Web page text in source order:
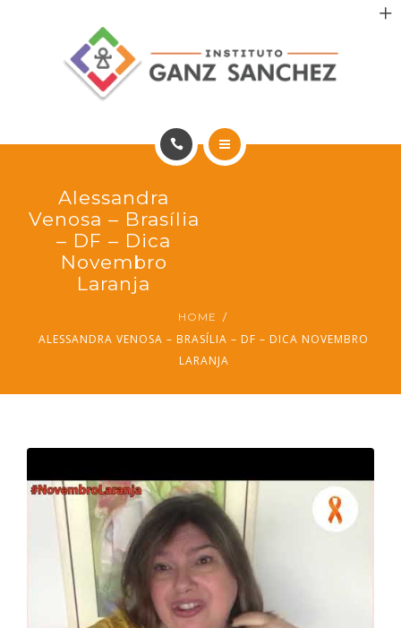
INCENTIVO AOS PACIENTES
PORTFÓLIO
MAIS SAÚDE
INCENTIVO AOS PACIENTES
INCENTIVO AOS PROFISSIONAIS
Alessandra
Venosa – Brasília
– DF – Dica
Novembro
Laranja
HOME
ALESSANDRA VENOSA – BRASÍLIA – DF – DICA NOVEMBRO
LARANJA